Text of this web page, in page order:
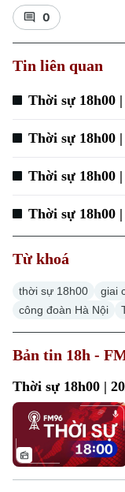
Xu hướng
0
Tin liên quan
Thời sự 18h00 |
Thời sự 18h00 |
Thời sự 18h00 |
Thời sự 18h00 |
Từ khoá
thời sự 18h00 giai
công đoàn Hà Nội
Bản tin 18h -
Thời sự 18h00 |